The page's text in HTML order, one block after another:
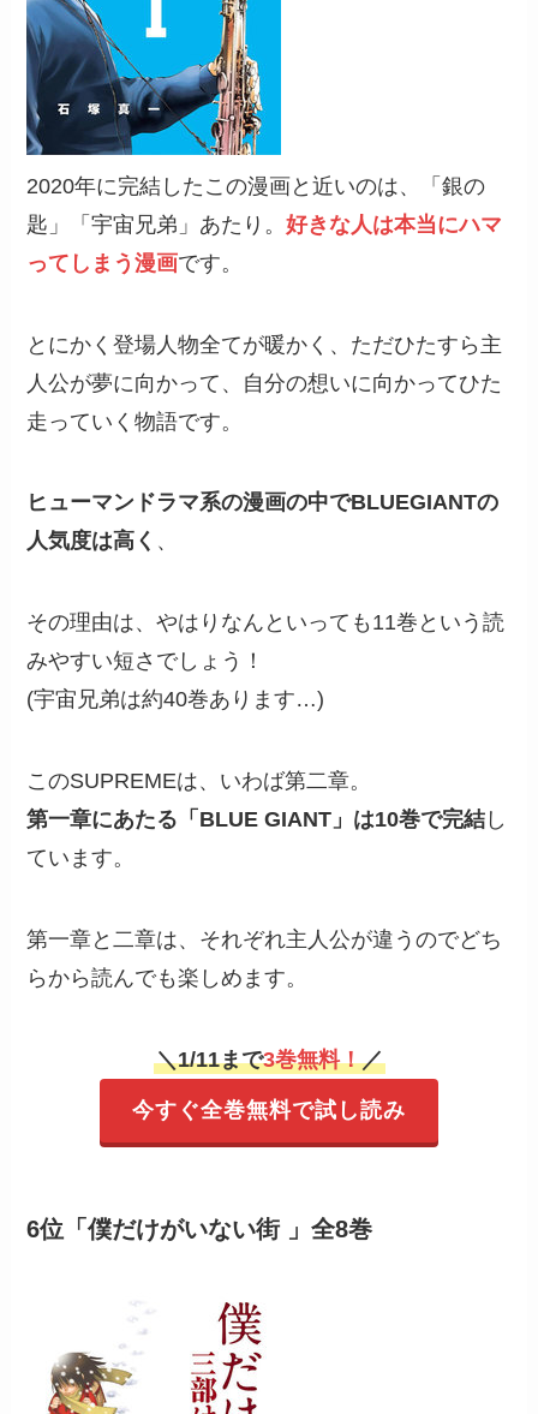
2020年に完結したこの漫画と近いのは、「銀の
匙」「宇宙兄弟」あたり。好きな人は本当にハマ
ってしまう漫画です。
とにかく登場人物全てが暖かく、ただひたすら主
人公が夢に向かって、自分の想いに向かってひた
走っていく物語です。
ヒューマンドラマ系の漫画の中でBLUEGIANTの
人気度は高く 、
その理由は、やはりなんといっても11巻という読
みやすい短さでしょう！
(宇宙兄弟は約40巻あります…)
このSUPREMEは、いわば第二章。
第一章にあたる「BLUE GIANT」は10巻で完結 し
ています。
第一章と二章は、それぞれ主人公が違うのでどち
らから読んでも楽しめます。
＼1/11まで3巻無料！／
今すぐ全巻無料で試し読み
6位「僕だけがいない街 」全8巻